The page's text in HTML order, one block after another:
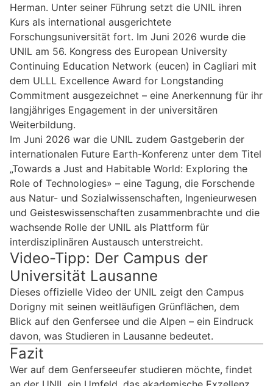
Herman. Unter seiner Führung setzt die UNIL ihren
Kurs als international ausgerichtete
Forschungsuniversität fort. Im Juni 2026 wurde die
UNIL am 56. Kongress des European University
Continuing Education Network (eucen) in Cagliari mit
dem ULLL Excellence Award for Longstanding
Commitment ausgezeichnet – eine Anerkennung für ihr
langjähriges Engagement in der universitären
Weiterbildung.
Im Juni 2026 war die UNIL zudem Gastgeberin der
internationalen Future Earth-Konferenz unter dem Titel
„Towards a Just and Habitable World: Exploring the
Role of Technologies» – eine Tagung, die Forschende
aus Natur- und Sozialwissenschaften, Ingenieurwesen
und Geisteswissenschaften zusammenbrachte und die
wachsende Rolle der UNIL als Plattform für
interdisziplinären Austausch unterstreicht.
Video-Tipp: Der Campus der
Universität Lausanne
Dieses offizielle Video der UNIL zeigt den Campus
Dorigny mit seinen weitläufigen Grünflächen, dem
Blick auf den Genfersee und die Alpen – ein Eindruck
davon, was Studieren in Lausanne bedeutet.
Fazit
Wer auf dem Genferseeufer studieren möchte, findet